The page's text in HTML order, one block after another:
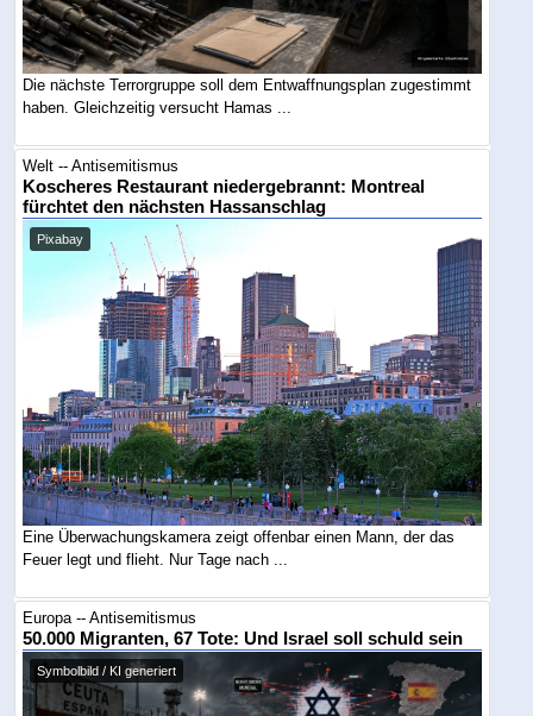
Die nächste Terrorgruppe soll dem Entwaffnungsplan zugestimmt
haben. Gleichzeitig versucht Hamas ...
Welt -- Antisemitismus
Koscheres Restaurant niedergebrannt: Montreal
fürchtet den nächsten Hassanschlag
Pixabay
Eine Überwachungskamera zeigt offenbar einen Mann, der das
Feuer legt und flieht. Nur Tage nach ...
Europa -- Antisemitismus
50.000 Migranten, 67 Tote: Und Israel soll schuld sein
Symbolbild / KI generiert